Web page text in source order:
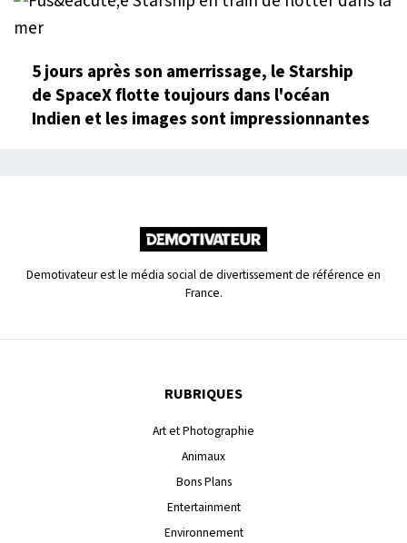
5 jours après son amerrissage, le Starship
de SpaceX flotte toujours dans l'océan
Indien et les images sont impressionnantes
Demotivateur est le média social de divertissement de référence en
France.
RUBRIQUES
Art et Photographie
Animaux
Bons Plans
Entertainment
Environnement